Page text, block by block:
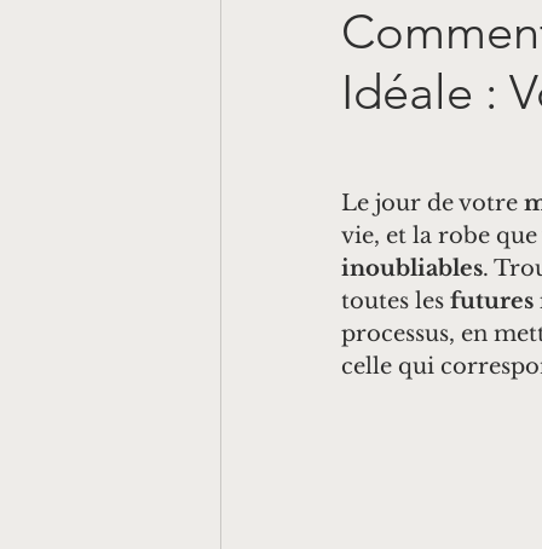
Idéale :
Le jour de votre
vie, et la robe
inoubliables.
toutes les futures
processus, en
celle qui